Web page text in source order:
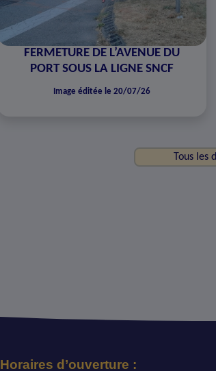
FERMETURE DE L’AVENUE DU
PORT SOUS LA LIGNE SNCF
Image éditée le 20/07/26
Tous les
Horaires d’ouverture :